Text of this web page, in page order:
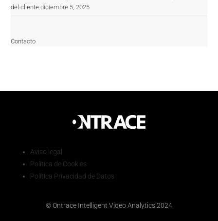
del cliente diciembre 5, 2025
Contacto
Aviso legal
Política de Cookies
Política Privacidad de Datos
© Ontrace Intelligent Video Analytics 2024